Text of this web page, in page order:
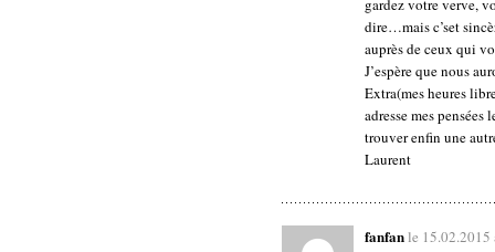
gardez votre verve,
dire…mais c’set
auprès de ceux qui
J’espère que nous
Extra(mes heures
adresse mes
trouver enfin une
Laurent
fanfanle 15.02.2015